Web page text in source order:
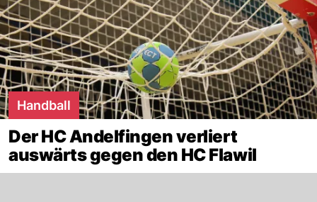
Handball
Der HC Andelfingen verliert
auswärts gegen den HC Flawil